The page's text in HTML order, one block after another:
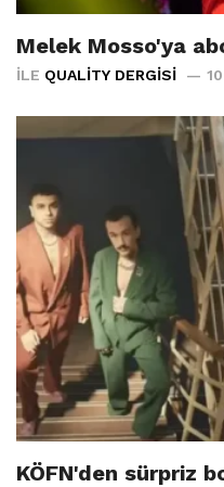
Melek Mosso'ya
İLE QUALITY DERGISI
KÖFN'den sürpriz